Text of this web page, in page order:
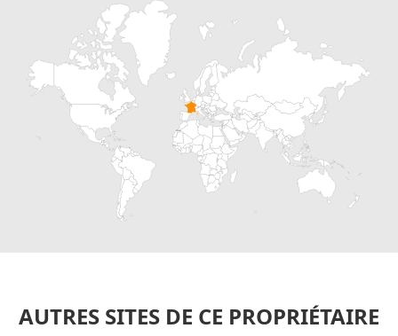
AUTRES SITES DE CE PROPRIÉTAIRE